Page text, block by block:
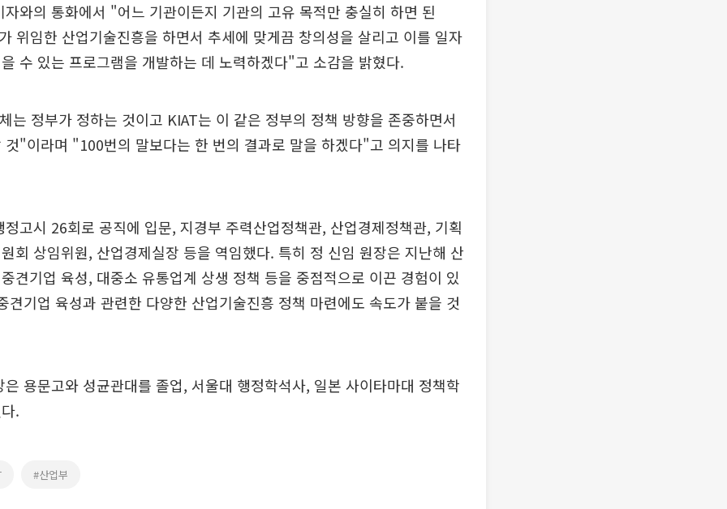
와의 통화에서 "어느 기관이든지 기관의 고유 목적만 충실히 하면 된
위임한 산업기술진흥을 하면서 추세에 맞게끔 창의성을 살리고 이를 일자
수 있는 프로그램을 개발하는 데 노력하겠다"고 소감을 밝혔다.
는 정부가 정하는 것이고 KIAT는 이 같은 정부의 정책 방향을 존중하면서
것"이라며 "100번의 말보다는 한 번의 결과로 말을 하겠다"고 의지를 나타
고시 26회로 공직에 입문, 지경부 주력산업정책관, 산업경제정책관, 기획
회 상임위원, 산업경제실장 등을 역임했다. 특히 정 신임 원장은 지난해 산
견기업 육성, 대중소 유통업계 상생 정책 등을 중점적으로 이끈 경험이 있
견기업 육성과 관련한 다양한 산업기술진흥 정책 마련에도 속도가 붙을 것
용문고와 성균관대를 졸업, 서울대 행정학석사, 일본 사이타마대 정책학
.
#산업부